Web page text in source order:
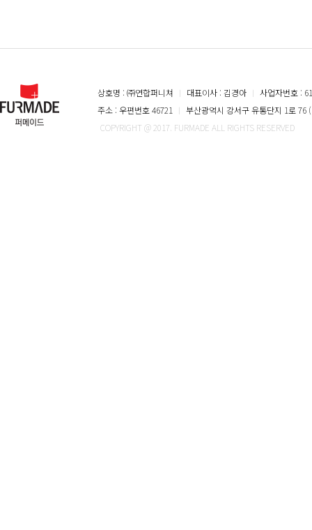
상호명 : ㈜연합퍼니쳐 ㅣ 대표이사 : 김경아 ㅣ 사업자번호 :
주소 : 우편번호 46721
ㅣ 부산광역시 강서구 유통단지 1로 76
COPYRIGHT @ 2017. FURMADE ALL RIGHTS RESERVED